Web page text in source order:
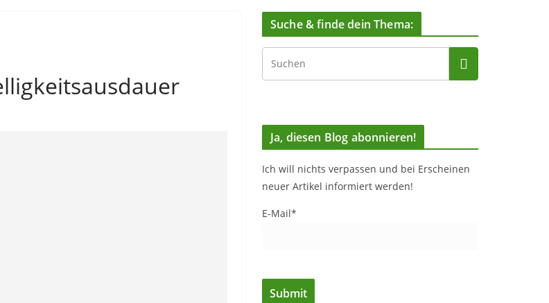
Suche & finde dein Thema:
Ja, diesen Blog abonnieren!
Ich will nichts verpassen und bei Erscheinen
neuer Artikel informiert werden!
E-Mail*